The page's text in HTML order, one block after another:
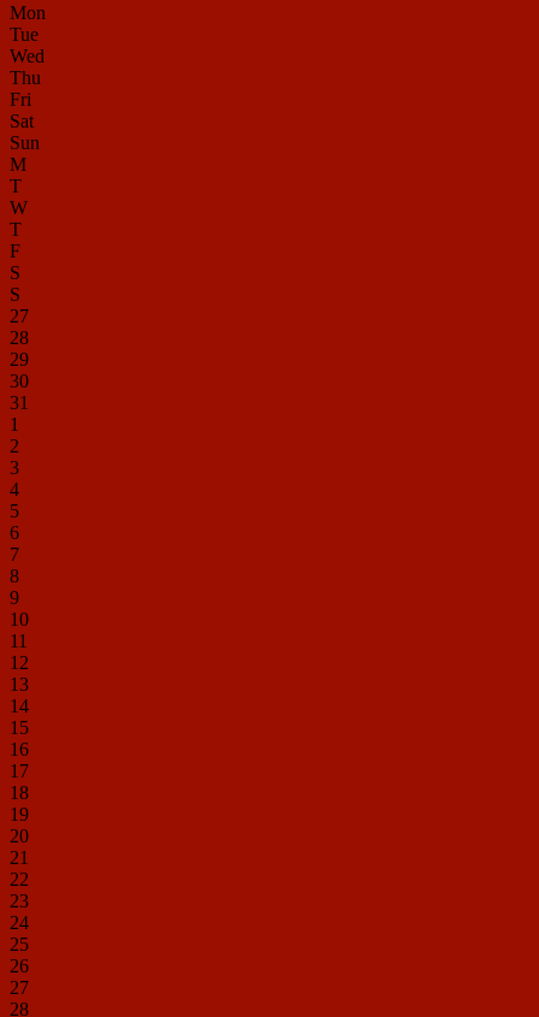
Mon
Tue
Wed
Thu
Fri
Sat
Sun
M
T
W
T
F
S
S
27
28
29
30
31
1
2
3
4
5
6
7
8
9
10
11
12
13
14
15
16
17
18
19
20
21
22
23
24
25
26
27
28